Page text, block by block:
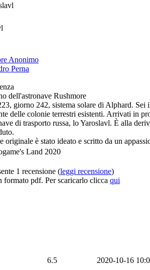
Anonimo
Perna
dell'astronave Rushmore
giorno 242, sistema solare di Alphard.
delle colonie terrestri esistenti. Arrivati in
di trasporto russa, lo Yaroslavl. È alla
originale è stato ideato e scritto da un
Land 2020
1 recensione (leggi recensione)
pdf. Per scaricarlo clicca qui
6.5
2020-10-16